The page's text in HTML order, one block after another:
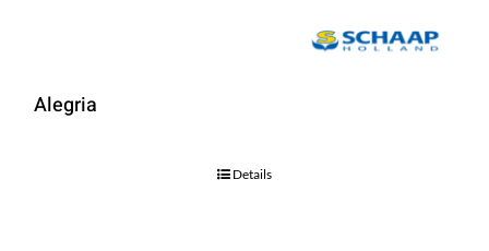
Alegria
Details